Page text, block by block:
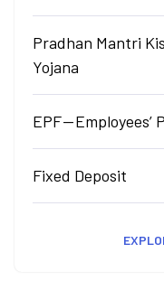
Pradhan Mantri
Yojana
EPF —
Fixed Deposit